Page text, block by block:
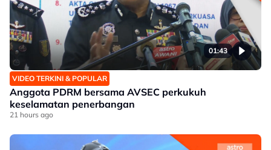
01:43
VIDEO TERKINI & POPULAR
Anggota PDRM bersama AVSEC perkukuh
keselamatan penerbangan
21 hours ago